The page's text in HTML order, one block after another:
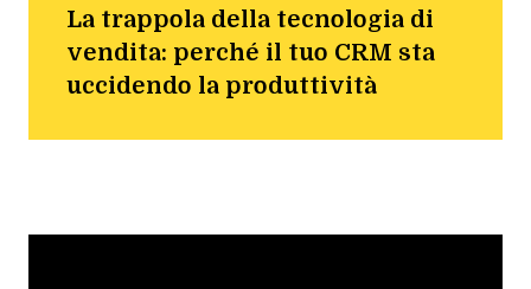
La trappola della tecnologia di
vendita: perché il tuo CRM sta
uccidendo la produttività